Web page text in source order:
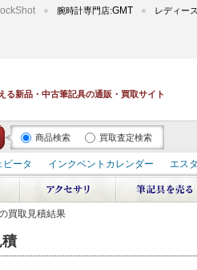
腕時計専門店:GMT レディー
る新品・中古筆記具の通販・買取サイト
商品検索 買取査定検索
ビータ インクベントカレンダー エス
輪島屋善仁 深海 エテルニタ･アヴ
ワール 源氏物語 作家シリーズ パ
買取見積結果